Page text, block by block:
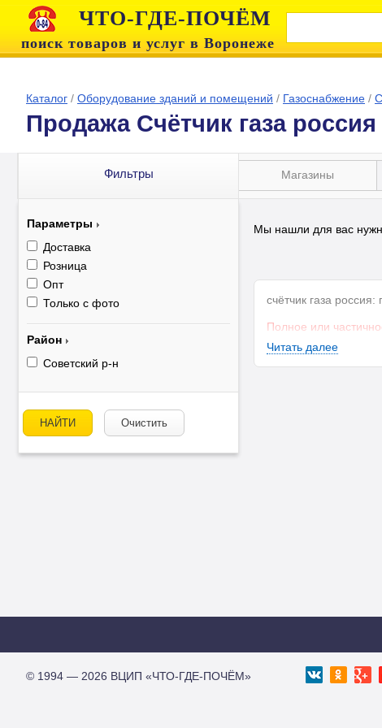
ЧТО-ГДЕ-ПОЧЁМ
поиск товаров и услуг в Воронеже
Каталог / Оборудование зданий и помещений / Газоснабжение /
Продажа Счётчик газа россия
Фильтры Магазины
Параметры
Доставка
Розница
Опт
Только с фото
Район
Советский р-н
НАЙТИ Очистить
Мы нашли для вас
счётчик газа
Полное или
Читать далее
© 1994 — 2026 ВЦИП «ЧТО-ГДЕ-ПОЧЁМ»